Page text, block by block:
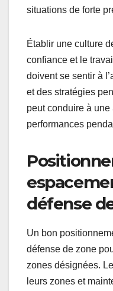
situations de forte
Établir une culture
confiance et le
doivent se sentir à
et des stratégies
peut conduire à
performances
défense
Un bon
défense de zone
zones désignées.
leurs zones et